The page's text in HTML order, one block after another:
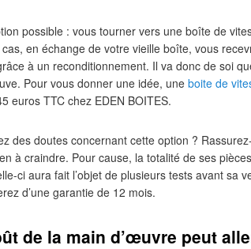
possible : vous tourner vers une boîte de
cas, en échange de votre vieille boîte, vous
à un reconditionnement. Il va donc de soi
Pour vous donner une idée, une boite de
euros TTC chez EDEN BOITES.
des doutes concernant cette option ?
à craindre. Pour cause, la totalité de ses
ci aura fait l’objet de plusieurs tests avant sa
d’une garantie de 12 mois.
de la main d’œuvre peut